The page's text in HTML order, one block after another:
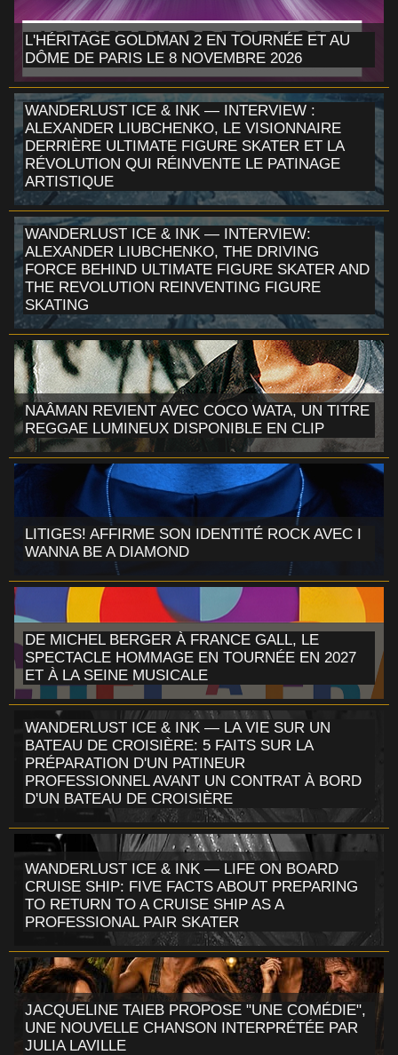
L'HÉRITAGE GOLDMAN 2 EN TOURNÉE ET AU
DÔME DE PARIS LE 8 NOVEMBRE 2026
WANDERLUST ICE & INK — INTERVIEW :
ALEXANDER LIUBCHENKO, LE VISIONNAIRE
DERRIÈRE ULTIMATE FIGURE SKATER ET LA
RÉVOLUTION QUI RÉINVENTE LE PATINAGE
ARTISTIQUE
WANDERLUST ICE & INK — INTERVIEW:
ALEXANDER LIUBCHENKO, THE DRIVING
FORCE BEHIND ULTIMATE FIGURE SKATER AND
THE REVOLUTION REINVENTING FIGURE
SKATING
NAÂMAN REVIENT AVEC COCO WATA, UN TITRE
REGGAE LUMINEUX DISPONIBLE EN CLIP
LITIGES! AFFIRME SON IDENTITÉ ROCK AVEC I
WANNA BE A DIAMOND
DE MICHEL BERGER À FRANCE GALL, LE
SPECTACLE HOMMAGE EN TOURNÉE EN 2027
ET À LA SEINE MUSICALE
WANDERLUST ICE & INK — LA VIE SUR UN
BATEAU DE CROISIÈRE: 5 FAITS SUR LA
PRÉPARATION D'UN PATINEUR
PROFESSIONNEL AVANT UN CONTRAT À BORD
D'UN BATEAU DE CROISIÈRE
WANDERLUST ICE & INK — LIFE ON BOARD
CRUISE SHIP: FIVE FACTS ABOUT PREPARING
TO RETURN TO A CRUISE SHIP AS A
PROFESSIONAL PAIR SKATER
JACQUELINE TAIEB PROPOSE "UNE COMÉDIE",
UNE NOUVELLE CHANSON INTERPRÉTÉE PAR
JULIA LAVILLE